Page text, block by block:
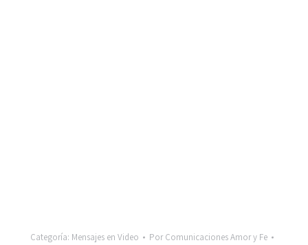
Categoría: Mensajes en Video Por Comunicaciones Amor y Fe